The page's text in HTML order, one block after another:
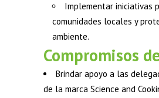
Implementar iniciativas
comunidades locales y
ambiente.
Compromisos
Brindar apoyo a las
de la marca Science and